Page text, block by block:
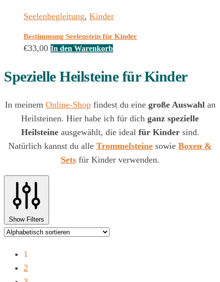
Seelenbegleitung, Kinder
Bestimmung Seelenstein für Kinder
€33,00 In den Warenkorb
Spezielle Heilsteine für Kinder
In meinem Online-Shopfindest du eine große Auswahl an
Heilsteinen. Hier habe ich für dich ganz spezielle
Heilsteineausgewählt, die ideal für Kindersind.
Natürlich kannst du alle Trommelsteine sowie Boxen &
Setsfür Kinder verwenden.
Show Filters
1
2